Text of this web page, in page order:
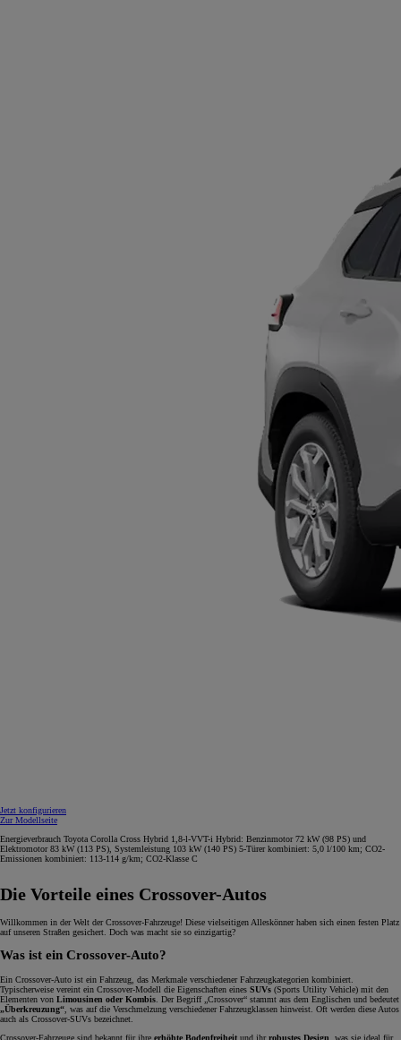
Jetzt konfigurieren
Zur Modellseite
Energieverbrauch Toyota Corolla Cross Hybrid 1,8-l-VVT-i Hybrid: Benzinmotor 72 kW (98 PS) und
Elektromotor 83 kW (113 PS), Systemleistung 103 kW (140 PS) 5-Türer kombiniert: 5,0 l/100 km; CO2-
Emissionen kombiniert: 113-114 g/km; CO2-Klasse C
Die Vorteile eines Crossover-Autos
Willkommen in der Welt der Crossover-Fahrzeuge! Diese vielseitigen Alleskönner haben sich einen festen Platz
auf unseren Straßen gesichert. Doch was macht sie so einzigartig?
Was ist ein Crossover-Auto?
Ein Crossover-Auto ist ein Fahrzeug, das Merkmale verschiedener Fahrzeugkategorien kombiniert.
Typischerweise vereint ein Crossover-Modell die Eigenschaften eines SUVs (Sports Utility Vehicle) mit den
Elementen von Limousinen oder Kombis . Der Begriff „Crossover“ stammt aus dem Englischen und bedeutet
„Überkreuzung“ , was auf die Verschmelzung verschiedener Fahrzeugklassen hinweist. Oft werden diese Autos
auch als Crossover-SUVs bezeichnet.
Crossover-Fahrzeuge sind bekannt für ihre erhöhte Bodenfreiheit und ihrrobustes Design , was sie ideal für